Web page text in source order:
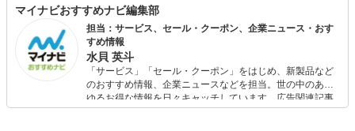
マイナビおすすめナビ編集部
担当：サービス、セール・クーポン、企業ニュース・おす
すめ情報
水貝 英斗
「サービス」「セール・クーポン」をはじめ、新製品など
のおすすめ情報、企業ニュースなどを担当。世の中のあら
ゆるお得な情報を日々キャッチしています。広告関連記事
の制作にも携わり、SEOの知見を活かし商品販促のプラン